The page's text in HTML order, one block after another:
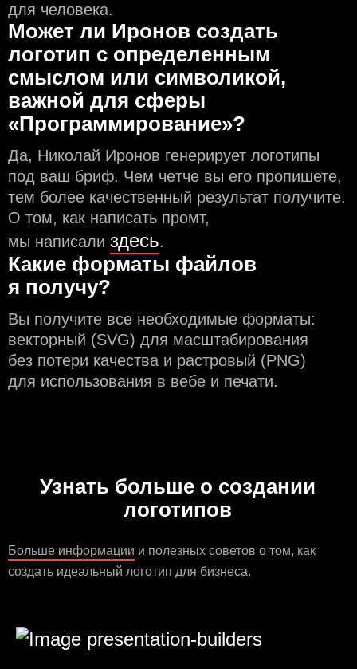
для человека.
Может ли Иронов создать
логотип с определeнным
смыслом или символикой,
важной для сферы
«Программирование»?
Да, Николай Иронов генерирует логотипы
под ваш бриф. Чем чeтче вы его пропишете,
тем более качественный результат получите.
О том, как написать промт,
мы написали здесь.
Какие форматы файлов
я получу?
Вы получите все необходимые форматы:
векторный (SVG) для масштабирования
без потери качества и растровый (PNG)
для использования в вебе и печати.
Узнать больше о создании
логотипов
Больше информации и полезных советов о том, как
создать идеальный логотип для бизнеса.